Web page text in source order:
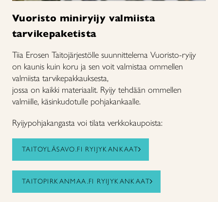
Vuoristo miniryijy valmiista
tarvikepaketista
Tiia Erosen Taitojärjestölle suunnittelema Vuoristo-ryijy
on kaunis kuin koru ja sen voit valmistaa ommellen
valmiista tarvikepakkauksesta,
jossa on kaikki materiaalit. Ryijy tehdään ommellen
valmiille, käsinkudotulle pohjakankaalle.
Ryijypohjakangasta voi tilata verkkokaupoista:
TAITOYLÄSAVO.FI RYIJYKANKAAT
TAITOPIRKANMAA.FI RYIJYKANKAAT